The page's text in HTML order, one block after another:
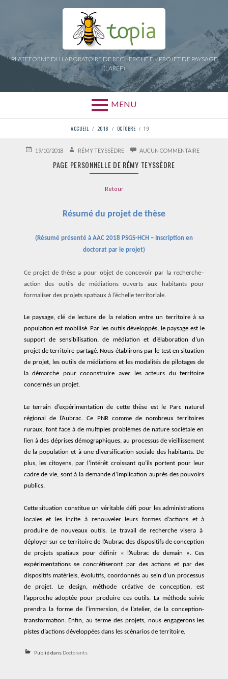
PLATEFORME DU LABORATOIRE DE RECHERCHE EN PROJET DE PAYSAGE
(LAREP)
MENU
D'ARIANE
ACCUEIL 2018 OCTOBRE 19
PUBLIÉ19/10/2018 AUTEURRÉMY TEYSSÈDRE AUCUN COMMENTAIRESUR
PAGE PERSONNELLE DE RÉMY TEYSSÈDRE
Retour
Résumé du projet de thèse
( Résumé présenté à AAC 2018 PSGS-HCH – Inscription en
doctorat par le projet)
Ce projet de thèsea pour objetde concevoir par la recherche–
actiondes outils de médiationsouverts aux habitants pour
formaliser des projets spatiaux à l’échelle territoriale.
Le paysage,clé de lecture de la relationentre un territoireà sa
population est mobilisé. Par les outilsdéveloppés, le paysage est le
support de sensibilisation, de médiation et d’élaboration d’un
projet de territoire partagé. Nous établirons par le test en situation
de projet,les outils de médiations et les modalités de pilotages de
la démarche
pourcoconstruire avec es acteurs du territoire
concernés un projet.
Leterrain d’expérimentation de cette thèse est le Parc naturel
régional de l’Aubrac.Ce PNR comme denombreuxterritoires
ruraux, font face à de multiples problèmes de nature sociétaleen
lien àdes déprises démographiques, au processus devieillissement
de la populationet à une diversificationsociale des habitants.De
plus, les citoyens, par l’intérêt croissant qu’ils portentpour leur
cadre de vie, sont à la demande d’implication auprès des pouvoirs
publics.
Cette situationconstitue un véritable défi pour l es administrations
localeset les incite à renouvelerleurs formesd’actions età
produire de nouveaux outils. Letravail de recherchevisera à
déployersurce territoire de l’Aubracdes dispositifs de conception
de projetsspatiaux pour définir « l’Aubrac de demain ».Ces
expérimentations se concrétiseront par des actions et par des
dispositifs matériels, évolutifs, coordonnés au sein d’un processus
de projet.
Le design, méthode créative de conception, est
l’approche adoptée pour produire cesoutils. La méthode suivie
prendra la forme de l’immersion, d e l’atelier, de laconception-
transformation. Enfin, au terme des projets, nous engagerons les
pistes d’actionsdéveloppéesdans les scénarios de territoire.
Publié dans Doctorants